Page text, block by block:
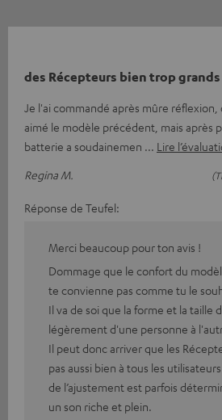
des Récepteurs bien trop grands
Je l'ai commandé après mûre réflexion,
aimé le modèle précédent, mais après
batterie a soudainemen
Lire
Regina M.
Réponse de Teufel:
Merci beaucoup pour ton avis !
Dommage que le confort du
te convienne pas comme tu le
Il va de soi que la forme et la taille
légèrement d'une personne à
Il peut donc arriver que les
pas aussi bien à tous les
de l’ajustement est parfois
un son riche et plein.